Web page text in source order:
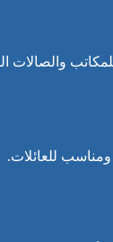
والصالات
للعائلات.